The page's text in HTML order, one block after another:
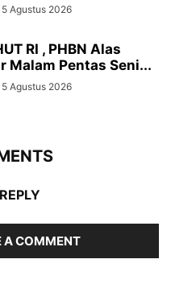
5 Agustus 2026
RI , PHBN Alas
Malam Pentas Seni...
5 Agustus 2026
A COMMENT